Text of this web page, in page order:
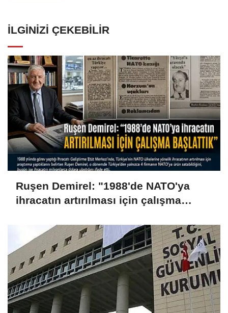
İLGINIZI ÇEKEBILIR
Ruşen Demirel: "1988'de NATO'ya
ihracatın artırılması için çalışma